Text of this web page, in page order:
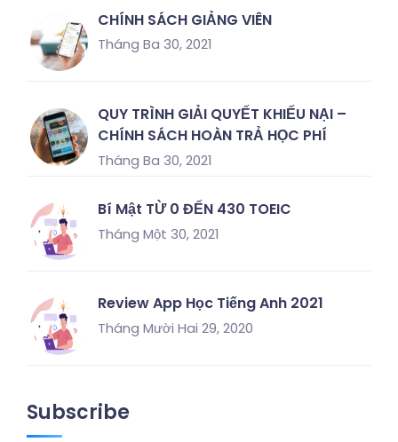
CHÍNH SÁCH GIẢNG VIÊN
Tháng Ba 30, 2021
QUY TRÌNH GIẢI QUYẾT KHIẾU NẠI –
CHÍNH SÁCH HOÀN TRẢ HỌC PHÍ
Tháng Ba 30, 2021
Bí Mật TỪ 0 ĐẾN 430 TOEIC
Tháng Một 30, 2021
Review App Học Tiếng Anh 2021
Tháng Mười Hai 29, 2020
Subscribe